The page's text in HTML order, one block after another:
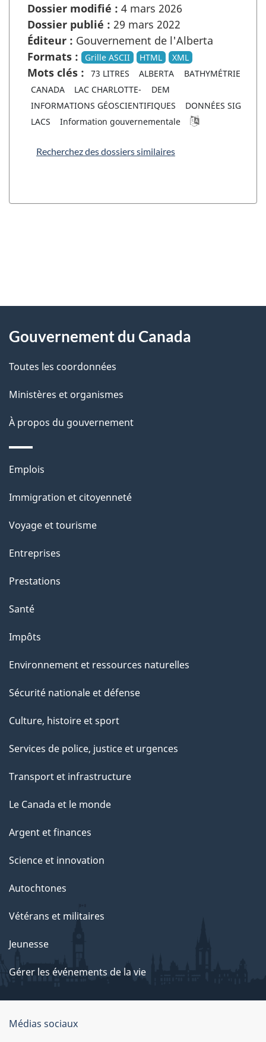
Dossier modifié : 4 mars 2026
Dossier publié : 29 mars 2022
Éditeur : Gouvernement de l'Alberta
Formats :
Grille ASCII HTML XML
Mots clés : 73 LITRES ALBERTA
BATHYMÉTRIE
CANADA
LAC CHARLOTTE-
DEM
INFORMATIONS GÉOSCIENTIFIQUES
DONNÉES SIG
LACS
Information gouvernementale
Recherchez des dossiers similaires
D
t
a
l
s
l
a
a
g
"
propos
ce
site
Gouvernement du Canada
Toutes les coordonnées
Ministères et organismes
À propos du gouvernement
Thèmes
sujets
Emplois
Immigration et citoyenneté
Voyage et tourisme
Entreprises
Prestations
Santé
Impôts
Environnement et ressources naturelles
Sécurité nationale et défense
Culture, histoire et sport
Services de police, justice et urgences
Transport et infrastructure
Le Canada et le monde
Argent et finances
Science et innovation
Autochtones
Vétérans et militaires
Jeunesse
Gérer les événements de la vie
Organisation
Médias sociaux